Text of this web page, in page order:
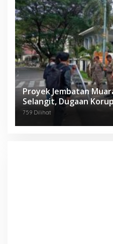
Proyek Jembatan
Selangit, Dugaan
Mahasiswa Geruduk
759 Dilihat